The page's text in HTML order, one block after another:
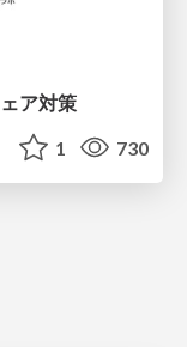
ア対策
1 730